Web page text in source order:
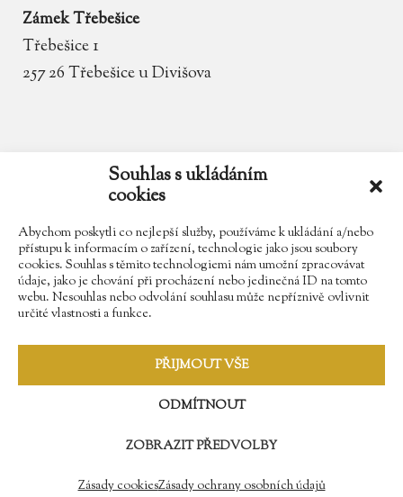
Souhlas s ukládáním
cookies
Abychom poskytli co nejlepší služby, používáme k ukládání a/nebo
přístupu k informacím o zařízení, technologie jako jsou soubory
cookies. Souhlas s těmito technologiemi nám umožní zpracovávat
údaje, jako je chování při procházení nebo jedinečná ID na tomto
webu. Nesouhlas nebo odvolání souhlasu může nepříznivě ovlivnit
určité vlastnosti a funkce.
PŘIJMOUT VŠE
ODMÍTNOUT
ZOBRAZIT PŘEDVOLBY
Zásady cookiesZásady ochrany osobních údajů
Zámek Třebešice
Třebešice 1
257 26 Třebešice u Divišova
zamek.trebesice@volny.cz
602 354 467
Najdete nás na Facebooku
Sledujte náš Instagram
© 2009 - 2018 Zámek Třebešice //Správa webů - Softmedia.cz
//Zásady ochrany osobních údajů